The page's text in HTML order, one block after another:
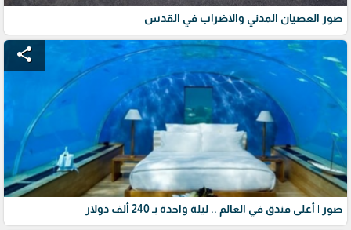
صور العصيان المدني والاضراب في القدس
share
صور | أغلى فندق في العالم .. ليلة واحدة بـ 240 ألف دولار